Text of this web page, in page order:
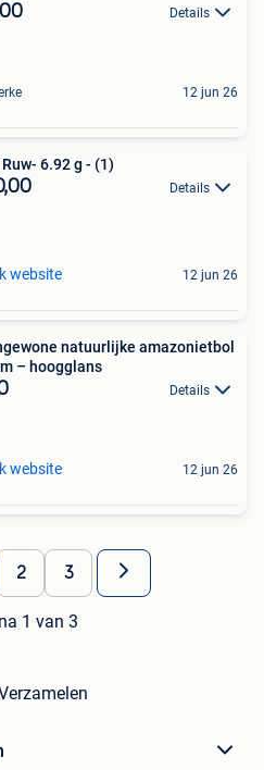
Details
12 jun 26
6.92 g - (1)
Details
website 12 jun 26
natuurlijke amazonietbol
– hoogglans
Details
website 12 jun 26
2 3
1 van 3